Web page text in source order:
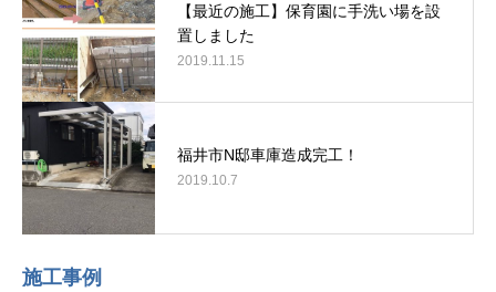
【最近の施工】保育園に手洗い場を設
置しました
2019.11.15
福井市N邸車庫造成完工！
2019.10.7
施工事例